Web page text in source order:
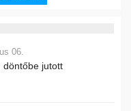
06.
döntőbe jutott